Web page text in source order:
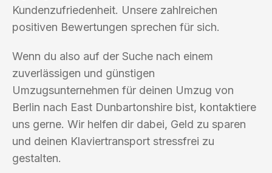
Kundenzufriedenheit. Unsere zahlreichen
positiven Bewertungen sprechen für sich.
Wenn du also auf der Suche nach einem
zuverlässigen und günstigen
Umzugsunternehmen für deinen Umzug von
Berlin nach East Dunbartonshire bist, kontaktiere
uns gerne. Wir helfen dir dabei, Geld zu sparen
und deinen Klaviertransport stressfrei zu
gestalten.